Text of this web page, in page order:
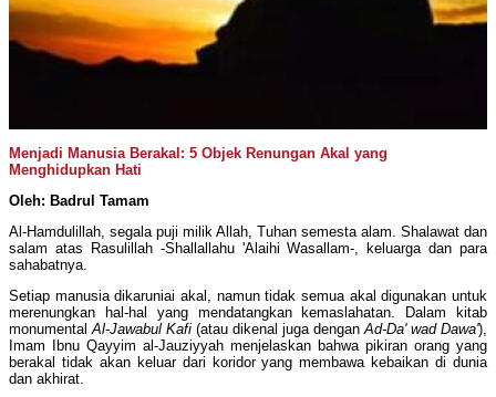
Menjadi Manusia Berakal: 5 Objek Renungan Akal yang
Menghidupkan Hati
Oleh: Badrul Tamam
Al-Hamdulillah, segala puji milik Allah, Tuhan semesta alam. Shalawat dan
salam atas Rasulillah -Shallallahu 'Alaihi Wasallam-, keluarga dan para
sahabatnya.
Setiap manusia dikaruniai akal, namun tidak semua akal digunakan untuk
merenungkan hal-hal yang mendatangkan kemaslahatan. Dalam kitab
monumentalAl-Jawabul Kafi (atau dikenal juga denganAd-Da' wad Dawa'),
Imam Ibnu Qayyim al-Jauziyyah menjelaskan bahwa pikiran orang yang
berakal tidak akan keluar dari koridor yang membawa kebaikan di dunia
dan akhirat.